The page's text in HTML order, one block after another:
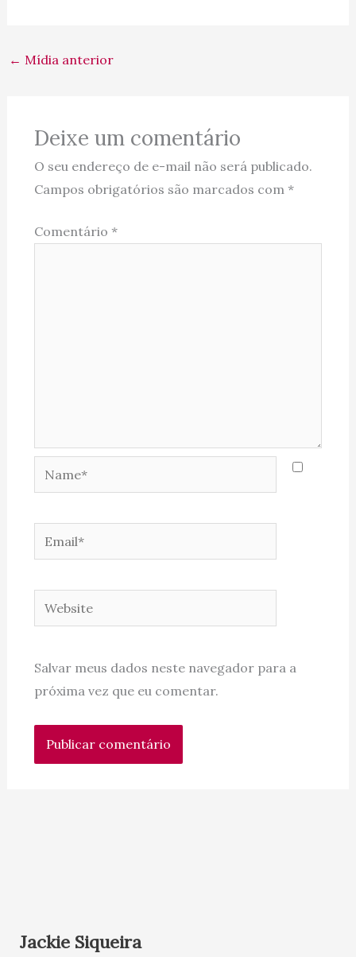
← Mídia anterior
Deixe um comentário
O seu endereço de e-mail não será publicado.
Campos obrigatórios são marcados com *
Comentário *
Name*
Email*
Website
Salvar meus dados neste navegador para a
próxima vez que eu comentar.
Jackie Siqueira